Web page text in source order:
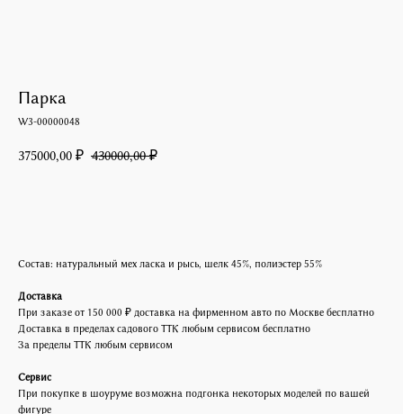
Парка
W3-00000048
375000,00 ₽ 430000,00 ₽
Состав: натуральный мех ласка и рысь, шелк 45%, полиэстер 55%
Доставка
При заказе от 150 000 ₽ доставка на фирменном авто по Москве бесплатно
Доставка в пределах садового ТТК любым сервисом бесплатно
За пределы ТТК любым сервисом
Сервис
При покупке в шоуруме возможна подгонка некоторых моделей по вашей
фигуре